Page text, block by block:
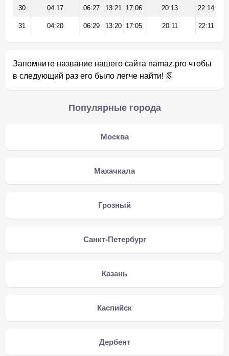
30 04:17 06:27 13:21 17:06 20:13 22:14
31 04:20 06:29 13:20 17:05 20:11 22:11
Запомните название нашего сайта namaz.pro чтобы
в следующий раз его было легче найти! 📗
Популярные города
Москва
Махачкала
Грозный
Санкт-Петербург
Казань
Каспийск
Дербент